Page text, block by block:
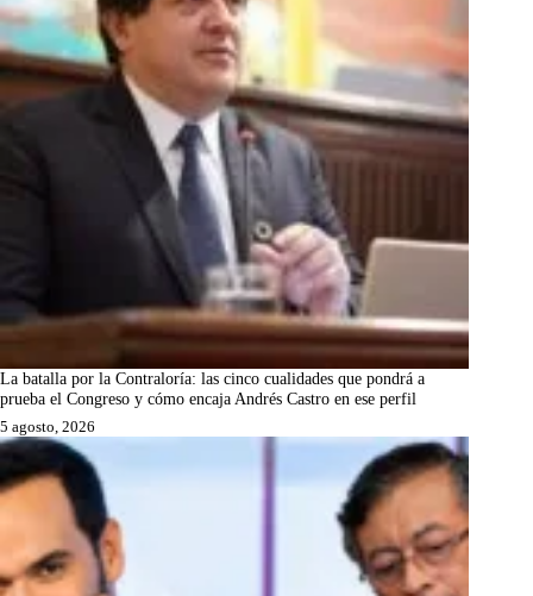
La batalla por la Contraloría: las cinco cualidades que pondrá a
prueba el Congreso y cómo encaja Andrés Castro en ese perfil
5 agosto, 2026